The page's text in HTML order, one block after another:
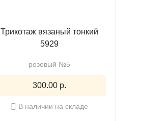
Трикотаж вязаный тонкий
5929
розовый №5
300.00 р.
В наличии на складе